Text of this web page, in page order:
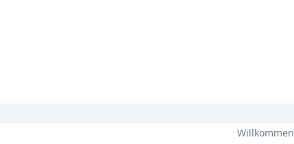
Willkommen